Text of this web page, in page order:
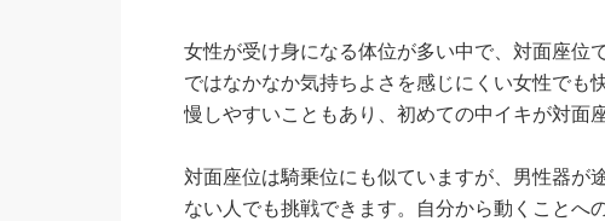
女性が受け身になる体位が多い中で、対面座位
ではなかなか気持ちよさを感じにくい女性でも
慢しやすいこともあり、初めての中イキが対面
対面座位は騎乗位にも似ていますが、男性器が
ない人でも挑戦できます。自分から動くことへ